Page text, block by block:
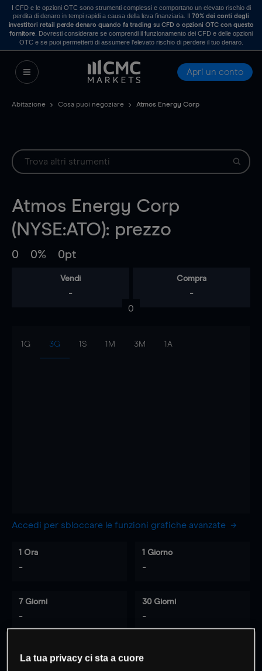
I CFD e le opzioni OTC sono strumenti complessi e comportano un elevato rischio di
perdita di denaro in tempi rapidi a causa della leva finanziaria. Il70% dei conti degli
investitori retail perde denaro quando fa trading su CFD o opzioni OTC con questo
fornitore . Dovresti considerare se comprendi il funzionamento dei CFD e delle opzioni
OTC e se puoi permetterti di assumere l’elevato rischio di perdere il tuo denaro.
Apri un conto
Abitazione Cosa puoi negoziare Atmos Energy Corp
Atmos Energy Corp
(NYSE:ATO): prezzo
0 0% 0pt
Vendi
-
Compra
-
0
1G 3G 1S 1M 3M 1A
Accedi per sbloccare le funzioni grafiche avanzate
1 Ora
-
1 Giorno
-
7 Giorni
-
30 Giorni
-
% dei clienti hanno posizioni
La tua privacy ci sta a cuore